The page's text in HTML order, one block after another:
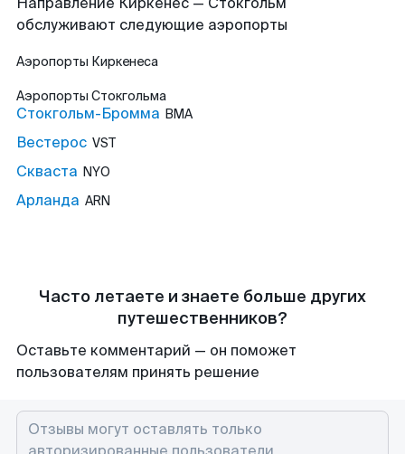
обслуживают следующие аэропорты
Аэропорты Киркенеса
Аэропорты Стокгольма
Стокгольм-Бромма BMA
Вестерос VST
Скваста NYO
Арланда ARN
Часто летаете и знаете больше других
путешественников?
Оставьте комментарий — он поможет
пользователям принять решение